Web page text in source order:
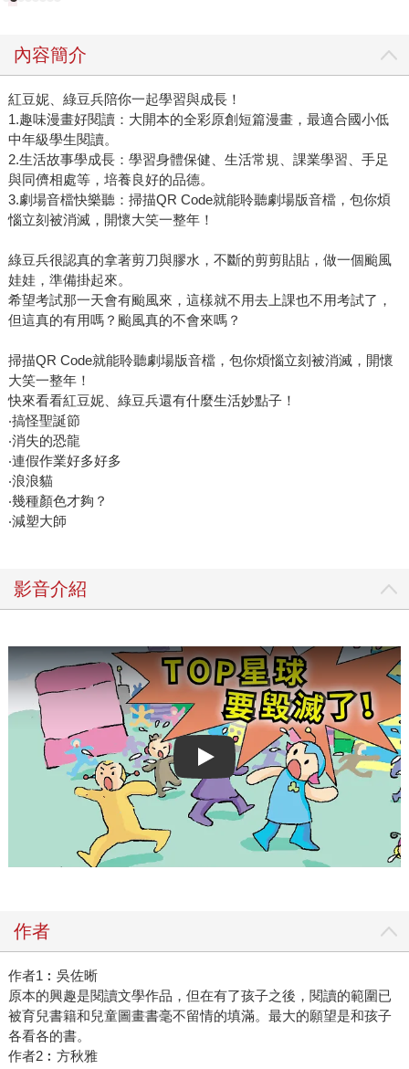
內容簡介
紅豆妮、綠豆兵陪你一起學習與成長！
1.趣味漫畫好閱讀：大開本的全彩原創短篇漫畫，最適合國小低
中年級學生閱讀。
2.生活故事學成長：學習身體保健、生活常規、課業學習、手足
與同儕相處等，培養良好的品德。
3.劇場音檔快樂聽：掃描QR Code就能聆聽劇場版音檔，包你煩
惱立刻被消滅，開懷大笑一整年！
綠豆兵很認真的拿著剪刀與膠水，不斷的剪剪貼貼，做一個颱風
娃娃，準備掛起來。
希望考試那一天會有颱風來，這樣就不用去上課也不用考試了，
但這真的有用嗎？颱風真的不會來嗎？
掃描QR Code就能聆聽劇場版音檔，包你煩惱立刻被消滅，開懷
大笑一整年！
快來看看紅豆妮、綠豆兵還有什麼生活妙點子！
‧搞怪聖誕節
‧消失的恐龍
‧連假作業好多好多
‧浪浪貓
‧幾種顏色才夠？
‧減塑大師
影音介紹
Play video
作者
作者1︰吳佐晰
原本的興趣是閱讀文學作品，但在有了孩子之後，閱讀的範圍已
被育兒書籍和兒童圖畫書毫不留情的填滿。最大的願望是和孩子
各看各的書。
作者2︰方秋雅